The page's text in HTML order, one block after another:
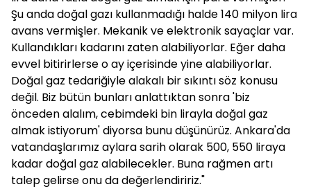
Şu anda doğal gazı kullanmadığı halde 140 milyon lira
avans vermişler. Mekanik ve elektronik sayaçlar var.
Kullandıkları kadarını zaten alabiliyorlar. Eğer daha
evvel bitirirlerse o ay içerisinde yine alabiliyorlar.
Doğal gaz tedariğiyle alakalı bir sıkıntı söz konusu
değil. Biz bütün bunları anlattıktan sonra 'biz
önceden alalım, cebimdeki bin lirayla doğal gaz
almak istiyorum' diyorsa bunu düşünürüz. Ankara'da
vatandaşlarımız aylara sarih olarak 500, 550 liraya
kadar doğal gaz alabilecekler. Buna rağmen artı
talep gelirse onu da değerlendiririz."